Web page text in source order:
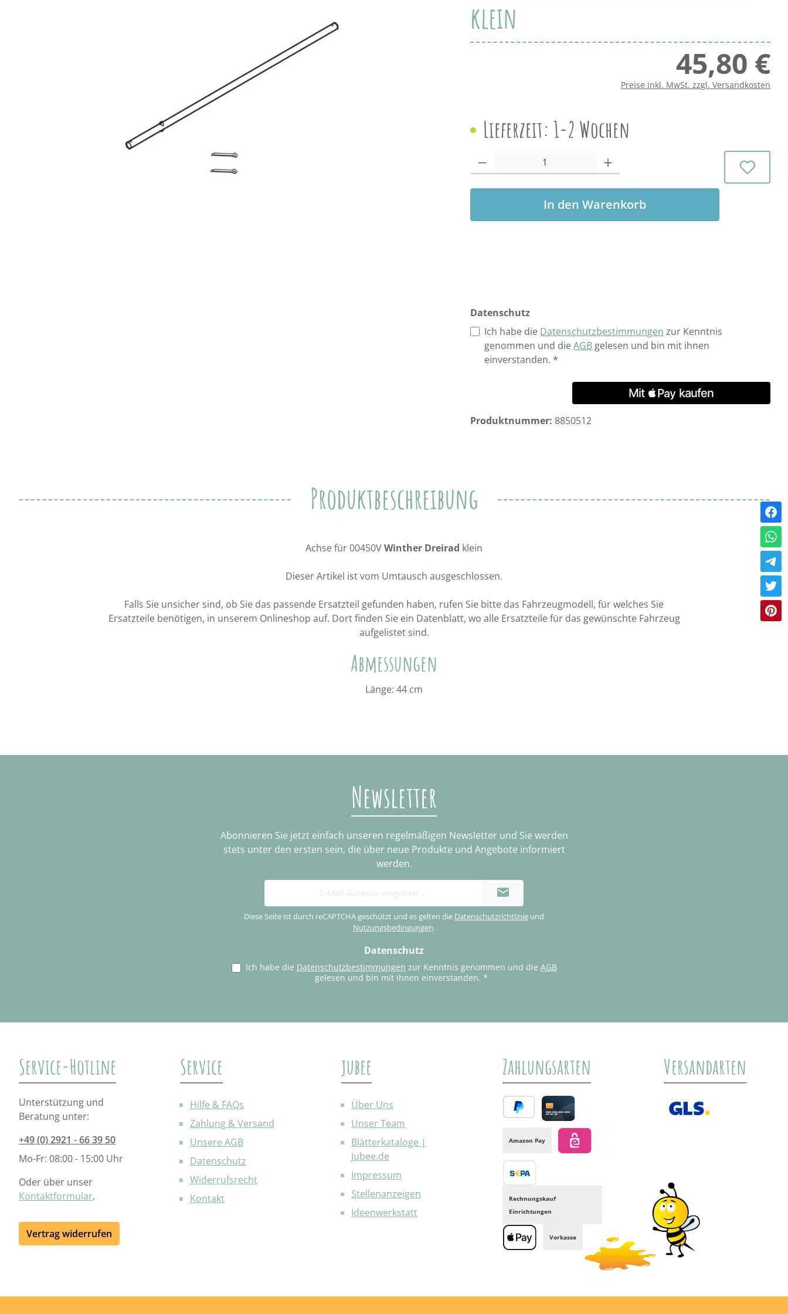
klein
45,80 €
Preise inkl. MwSt. zzgl. Versandkosten
Lieferzeit: 1-2 Wochen
Produkt Anzahl: Gib den gewünschten Wert ein oder benutze die
In den Warenkorb
Datenschutz
Ich habe die Datenschutzbestimmungen zur Kenntnis
genommen und dieAGB gelesen und bin mit ihnen
einverstanden.*
Produktnummer: 8850512
Produktbeschreibung
Achse für 00450VWinther Dreirad klein
Dieser Artikel ist vom Umtausch ausgeschlossen.
Falls Sie unsicher sind, ob Sie das passende Ersatzteil gefunden haben, rufen Sie bitte das Fahrzeugmodell, für welches Sie
Ersatzteile benötigen, in unserem Onlineshop auf. Dort finden Sie ein Datenblatt, wo alle Ersatzteile für das gewünschte Fahrzeug
aufgelistet sind.
Abmessungen
Länge: 44 cm
Newsletter
Abonnieren Sie jetzt einfach unseren regelmäßigen Newsletter und Sie werden
stets unter den ersten sein, die über neue Produkte und Angebote informiert
werden.
Adresse
*
Diese Seite ist durch reCAPTCHA geschützt und es gelten die Datenschutzrichtlinie und
Nutzungsbedingungen.
Datenschutz
Ich habe die Datenschutzbestimmungen zur Kenntnis genommen und die AGB
gelesen und bin mit ihnen einverstanden. *
Service-Hotline
Unterstützung und
Beratung unter:
+49 (0) 2921 - 66 39 50
Mo-Fr: 08:00 - 15:00 Uhr
Oder über unser
Kontaktformular.
Vertrag widerrufen
Service
Hilfe & FAQs
Zahlung & Versand
Unsere AGB
Datenschutz
Widerrufsrecht
Kontakt
jubee
Über Uns
Unser Team
Blätterkataloge |
Jubee.de
Impressum
Stellenanzeigen
Ideenwerkstatt
Zahlungsarten
Credit card
Amazon Pay
Rechnungskauf
Einrichtungen
Vorkasse
Versandarten